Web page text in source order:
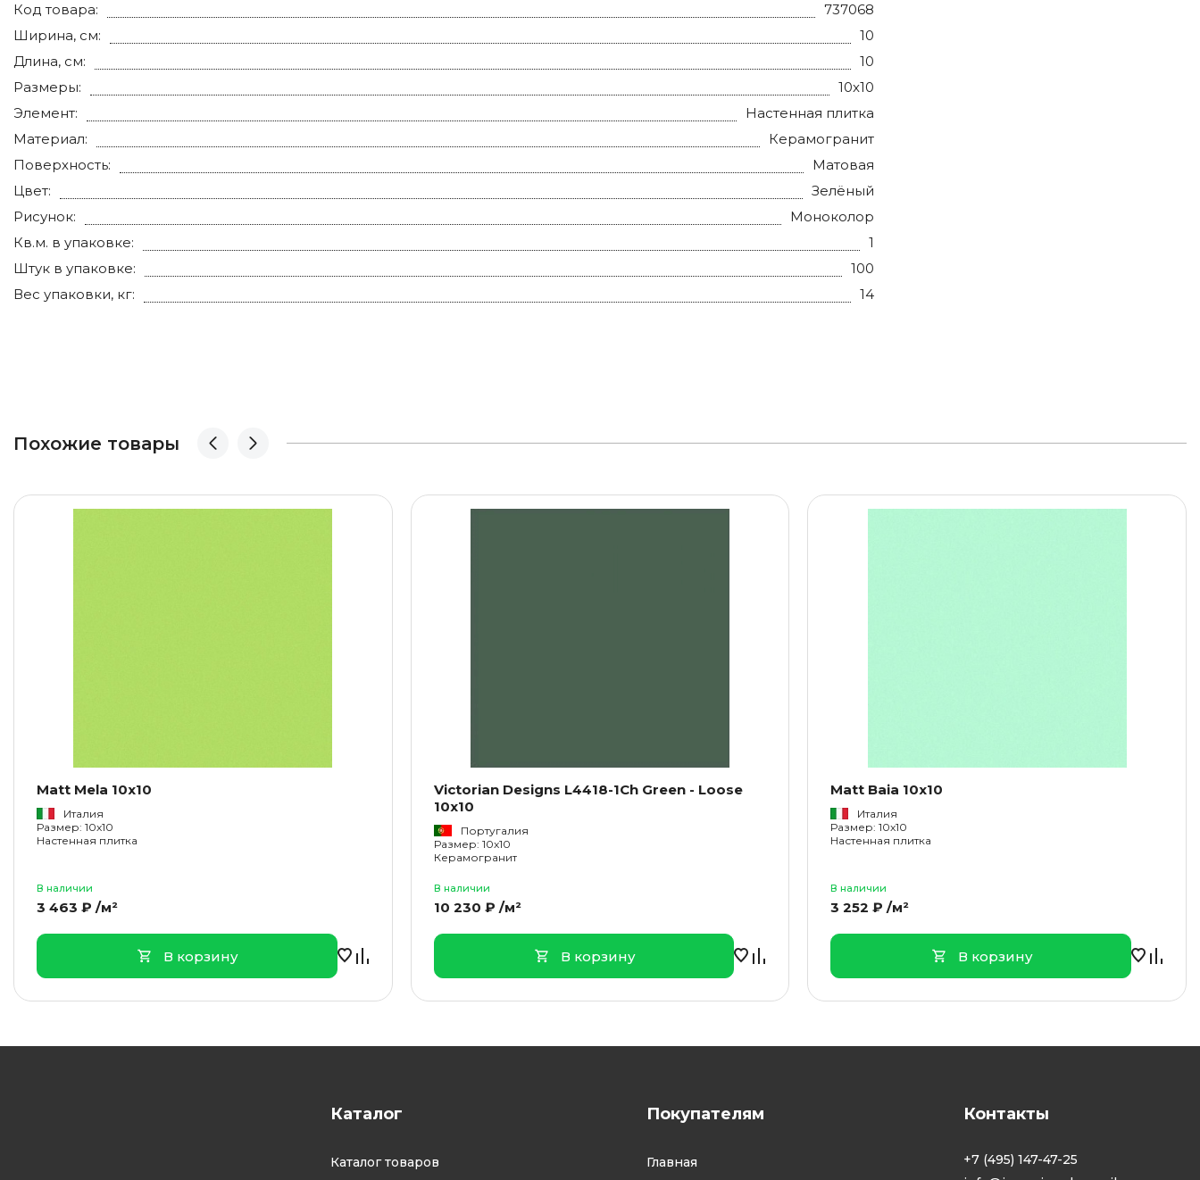
Код товара:
737068
Ширина, см:
10
Длина, см:
10
Размеры:
10x10
Элемент:
Настенная плитка
Материал:
Керамогранит
Поверхность:
Матовая
Цвет:
Зелёный
Рисунок:
Моноколор
Кв.м. в упаковке:
1
Штук в упаковке:
100
Вес упаковки, кг:
14
Похожие товары
Matt Mela 10x10
Италия
Размер: 10x10
Настенная плитка
В наличии
3 463 ₽ /м²
В корзину
Victorian Designs L4418-1Ch Green - Loose
10x10
Португалия
Размер: 10x10
Керамогранит
В наличии
10 230 ₽ /м²
В корзину
Matt Baia 10x10
Италия
Размер: 10x10
Настенная плитка
В наличии
3 252 ₽ /м²
В корзину
Каталог
Каталог товаров
Покупателям
Главная
Контакты
+7 (495) 147-47-25